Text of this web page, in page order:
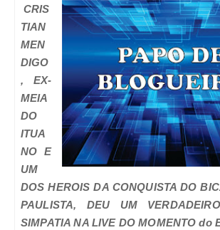
CRIS
TIAN
MEN
DIGO
, EX-
MEIA
DO
ITUA
NO E
UM
DOS HEROIS DA CONQUISTA DO
PAULISTA, DEU UM
SIMPATIA NA LIVE DO MOMENTO do